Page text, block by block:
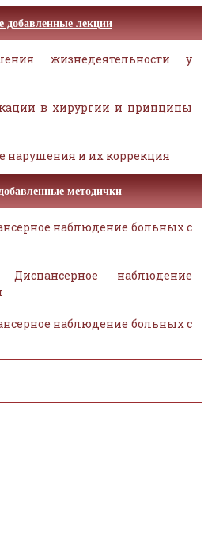
добавленные лекции
жизнедеятельности у
в хирургии и принципы
нарушения и их коррекция
методички
наблюдение больных с
наблюдение
наблюдение больных с